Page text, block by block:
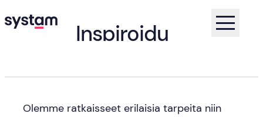
Inspiroidu
Olemme ratkaisseet erilaisia tarpeita niin